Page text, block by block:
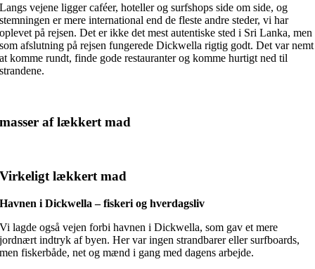
Langs vejene ligger caféer, hoteller og surfshops side om side, og
stemningen er mere international end de fleste andre steder, vi har
oplevet på rejsen. Det er ikke det mest autentiske sted i Sri Lanka, men
som afslutning på rejsen fungerede Dickwella rigtig godt. Det var nemt
at komme rundt, finde gode restauranter og komme hurtigt ned til
strandene.
masser af lækkert mad
Virkeligt lækkert mad
Havnen i Dickwella – fiskeri og hverdagsliv
Vi lagde også vejen forbi havnen i Dickwella, som gav et mere
jordnært indtryk af byen. Her var ingen strandbarer eller surfboards,
men fiskerbåde, net og mænd i gang med dagens arbejde.